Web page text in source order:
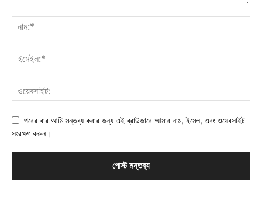
পরের বার আমি মন্তব্য করার জন্য এই ব্রাউজারে আমার নাম, ইমেল, এবং ওয়েবসাইট
সংরক্ষণ করুন।